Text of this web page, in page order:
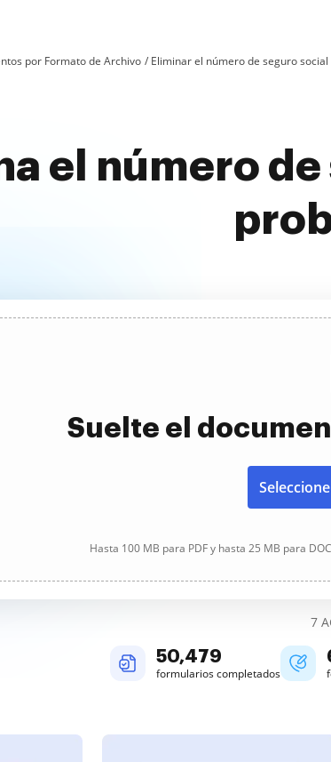
por Formato de Archivo Eliminar el número de seguro
el número
Suelte el
Hasta 100 MB para PDF y hasta 25 MB para DOC,
7
50,479
formularios completados